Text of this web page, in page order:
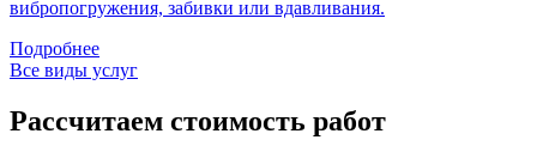
вибропогружения, забивки или вдавливания.
Подробнее
Все виды услуг
Рассчитаем стоимость работ